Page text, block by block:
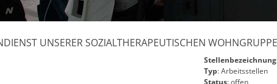
UNSERER SOZIALTHERAPEUTISCHEN WOHNGRUPPE
Stellenbezeichnung
Typ: Arbeitsstellen
Status: offen